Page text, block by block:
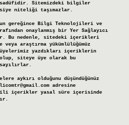
Sitemizdeki bilgiler
niteliği taşımazlar.
gereğince Bilgi Teknolojileri ve
onaylanmış bir Yer Sağlayıcı
Bu nedenle, sitedeki içerikleri
araştırma yükümlülüğümüz
üyelerimiz yazdıkları içeriklerin
olup, siteye üye olarak bu
aykırı olduğunu düşündüğünüz
adresine
içerikler yasal süre içerisinde